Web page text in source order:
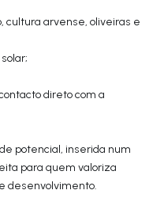
cultura arvense, oliveiras e
direto com a
potencial, inserida num
para quem valoriza
desenvolvimento.